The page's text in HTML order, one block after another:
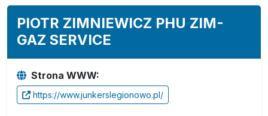
PIOTR ZIMNIEWICZ PHU ZIM-
GAZ SERVICE
Strona WWW:
https://www.junkerslegionowo.pl/